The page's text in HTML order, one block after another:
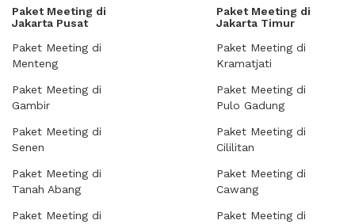
Paket Meeting di
Jakarta Pusat
Paket Meeting di
Menteng
Paket Meeting di
Gambir
Paket Meeting di
Senen
Paket Meeting di
Tanah Abang
Paket Meeting di
Paket Meeting di
Jakarta Timur
Paket Meeting di
Kramatjati
Paket Meeting di
Pulo Gadung
Paket Meeting di
Cililitan
Paket Meeting di
Cawang
Paket Meeting di